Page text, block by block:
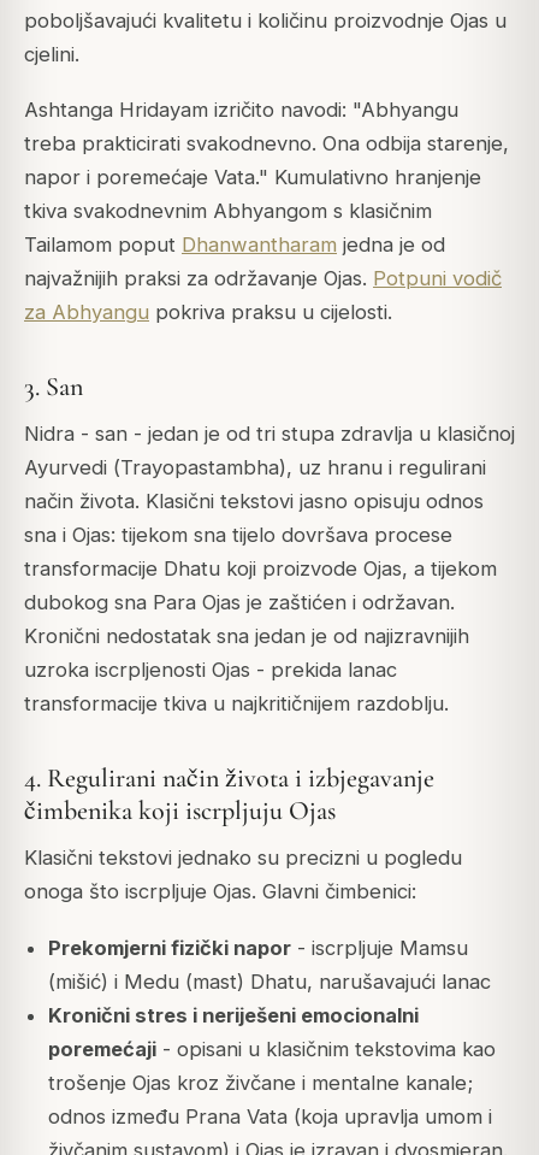
poboljšavajući kvalitetu i količinu proizvodnje Ojas u
cjelini.
Ashtanga Hridayam izričito navodi: "Abhyangu
treba prakticirati svakodnevno. Ona odbija starenje,
napor i poremećaje Vata." Kumulativno hranjenje
tkiva svakodnevnim Abhyangom s klasičnim
Tailamom poput Dhanwantharam jedna je od
najvažnijih praksi za održavanje Ojas. Potpuni vodič
za Abhyangu pokriva praksu u cijelosti.
3. San
Nidra - san - jedan je od tri stupa zdravlja u klasičnoj
Ayurvedi (Trayopastambha), uz hranu i regulirani
način života. Klasični tekstovi jasno opisuju odnos
sna i Ojas: tijekom sna tijelo dovršava procese
transformacije Dhatu koji proizvode Ojas, a tijekom
dubokog sna Para Ojas je zaštićen i održavan.
Kronični nedostatak sna jedan je od najizravnijih
uzroka iscrpljenosti Ojas - prekida lanac
transformacije tkiva u najkritičnijem razdoblju.
4. Regulirani način života i izbjegavanje
čimbenika koji iscrpljuju Ojas
Klasični tekstovi jednako su precizni u pogledu
onoga što iscrpljuje Ojas. Glavni čimbenici:
Prekomjerni fizički napor- iscrpljuje Mamsu
(mišić) i Medu (mast) Dhatu, narušavajući lanac
Kronični stres i neriješeni emocionalni
poremećaji- opisani u klasičnim tekstovima kao
trošenje Ojas kroz živčane i mentalne kanale;
odnos između Prana Vata(koja upravlja umom i
živčanim sustavom) i Ojas je izravan i dvosmjeran.